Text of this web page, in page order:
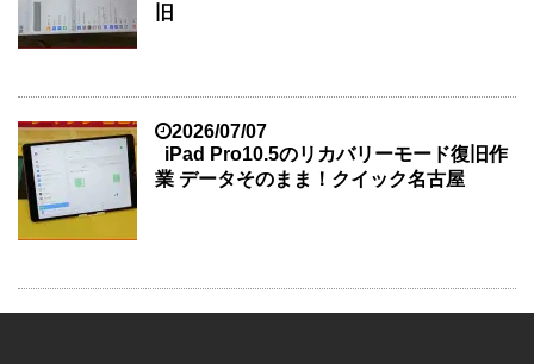
旧
2026/07/07
iPad Pro10.5のリカバリーモード復旧作
業 データそのまま！クイック名古屋